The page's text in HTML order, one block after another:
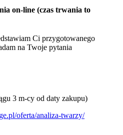
on-line (czas trwania to
Ci przygotowanego
na Twoje pytania
3 m-cy od daty zakupu)
oferta/analiza-twarzy/